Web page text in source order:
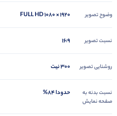
وضوح تصویر ۱۹۲۰ × ۱۰۸۰ FULL HD
نسبت تصویر 16:9
روشنایی تصویر 300 نیت
نسبت بدنه به
صفحه نمایش
حدودا 84%